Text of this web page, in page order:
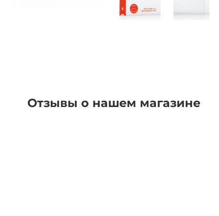
Отзывы о нашем магазине